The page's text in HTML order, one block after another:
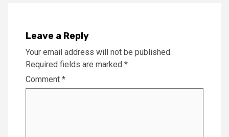
Leave a Reply
Your email address will not be published.
Required fields are marked *
Comment *